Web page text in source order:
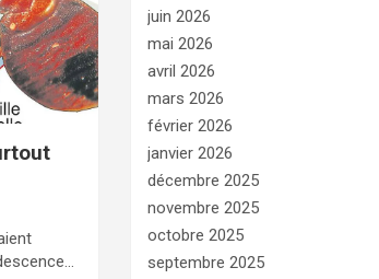
juin 2026
mai 2026
avril 2026
mars 2026
février 2026
janvier 2026
décembre 2025
novembre 2025
octobre 2025
septembre 2025